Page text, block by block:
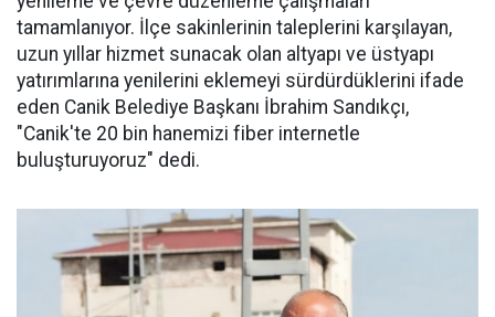
tamamlanıyor. İlçe sakinlerinin taleplerini karşılayan,
uzun yıllar hizmet sunacak olan altyapı ve üstyapı
yatırımlarına yenilerini eklemeyi sürdürdüklerini ifade
eden Canik Belediye Başkanı İbrahim Sandıkçı,
"Canik'te 20 bin hanemizi fiber internetle
buluşturuyoruz" dedi.